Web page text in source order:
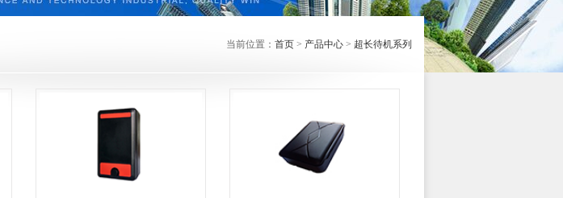
当前位置： 首页 > 产品中心 > 超长待机系列